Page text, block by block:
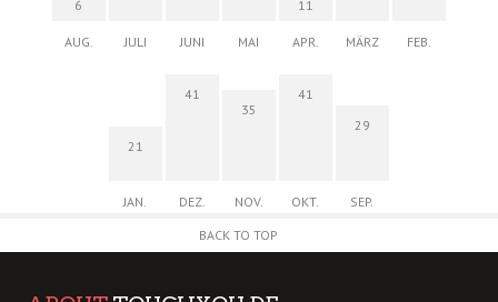
6
AUG. JULI JUNI MAI
11
APR. MÄRZ FEB.
21
JAN.
41
DEZ.
35
NOV.
41
OKT.
29
SEP.
BACK TO TOP